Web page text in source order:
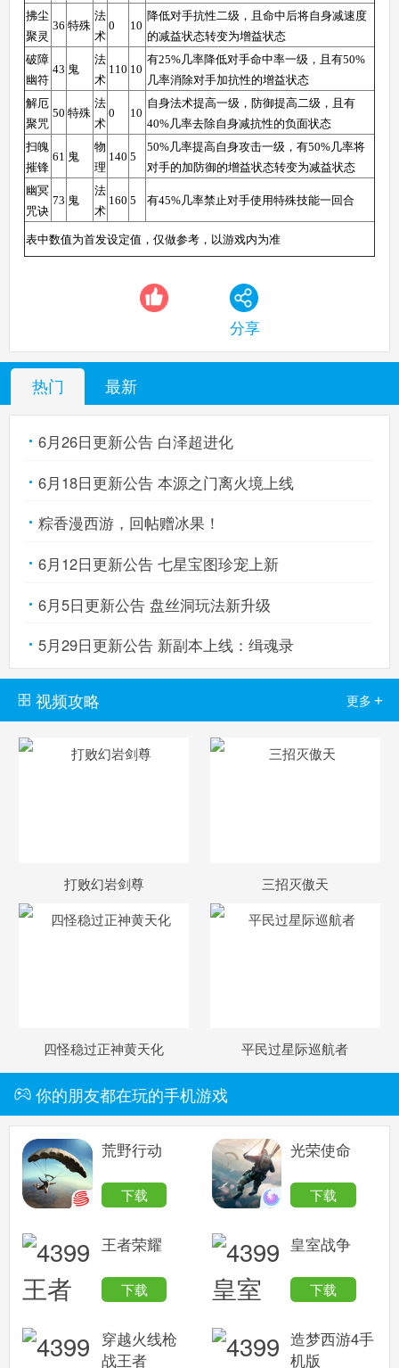
拂尘
聚灵
36 特殊
法
术
0 10
降低对手抗性二级，且命中后将自身减速度
的减益状态转变为增益状态
破障
幽符
43 鬼
法
术
110 10
有25%几率降低对手命中率一级，且有50%
几率消除对手加抗性的增益状态
解厄
聚咒
50 特殊
法
术
0 10
自身法术提高一级，防御提高二级，且有
40%几率去除自身减抗性的负面状态
扫魄
摧锋
61 鬼
物
理
140 5
50%几率提高自身攻击一级，有50%几率将
对手的加防御的增益状态转变为减益状态
幽冥
咒诀
73 鬼
法
术
160 5 有45%几率禁止对手使用特殊技能一回合
表中数值为首发设定值，仅做参考，以游戏内为准
分享
热门 最新
6月26日更新公告 白泽超进化
6月18日更新公告 本源之门离火境上线
粽香漫西游，回帖赠冰果！
6月12日更新公告 七星宝图珍宠上新
6月5日更新公告 盘丝洞玩法新升级
5月29日更新公告 新副本上线：缉魂录
视频攻略 更多 +
打败幻岩剑尊 三招灭傲天
四怪稳过正神黄天化 平民过星际巡航者
你的朋友都在玩的手机游戏
荒野行动
下载
光荣使命
下载
王者荣耀
下载
皇室战争
下载
穿越火线枪
战王者
造梦西游4手
机版